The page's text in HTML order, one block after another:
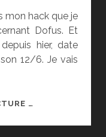
mon hack que je
Dofus. Et
hier, date
son 12/6. Je vais
…